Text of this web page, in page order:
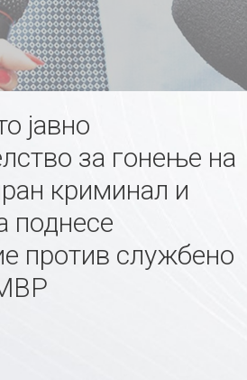
јавно
за гонење на
криминал и
поднесе
против службено